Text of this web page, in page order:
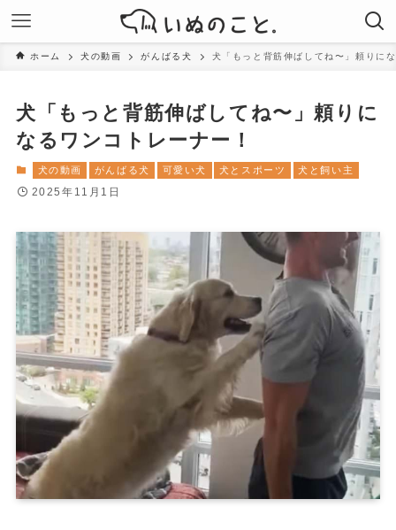
ホーム 犬の動画 がんばる犬 犬「もっと背筋伸ばしてね〜」頼りに
犬「もっと背筋伸ばしてね〜」頼りに
なるワンコトレーナー！
犬の動画 がんばる犬 可愛い犬 犬とスポーツ 犬と飼い主
2025年11月1日